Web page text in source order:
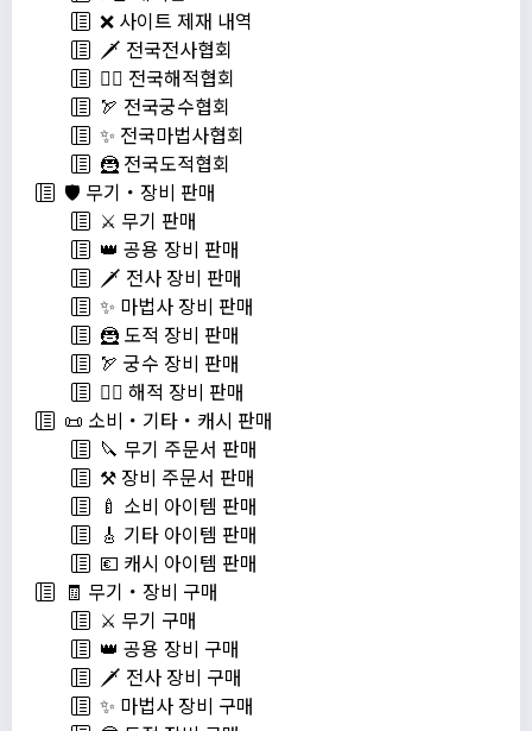
❌ 사이트 제재 내역
🗡️ 전국전사협회
🏴‍☠️ 전국해적협회
🏹 전국궁수협회
✨ 전국마법사협회
🦹 전국도적협회
🛡️ 무기・장비 판매
⚔️ 무기 판매
👑 공용 장비 판매
🗡️ 전사 장비 판매
✨ 마법사 장비 판매
🦹 도적 장비 판매
🏹 궁수 장비 판매
🏴‍☠️ 해적 장비 판매
📜 소비・기타・캐시 판매
🔪 무기 주문서 판매
⚒️ 장비 주문서 판매
🍼 소비 아이템 판매
🎸 기타 아이템 판매
💶 캐시 아이템 판매
🧾 무기・장비 구매
⚔️ 무기 구매
👑 공용 장비 구매
🗡️ 전사 장비 구매
✨ 마법사 장비 구매